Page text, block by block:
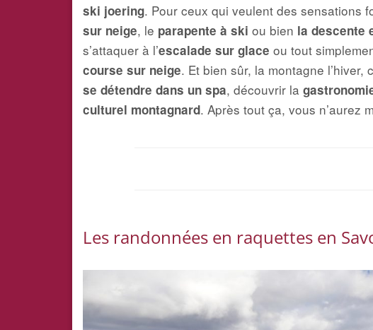
ski joering. Pour ceux qui veulent des sensations
sur neige, le parapente à ski ou bien la descente
s’attaquer à l’escalade sur glace ou tout
course sur neige. Et bien sûr, la montagne
se détendre dans un spa, découvrir la
culturel montagnard. Après tout ça, vous n’aurez
Les randonnées en raquettes en